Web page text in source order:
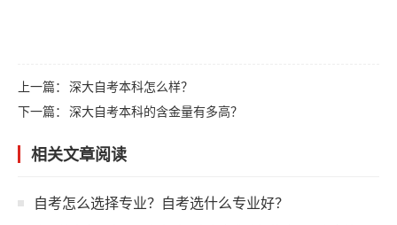
上一篇： 深大自考本科怎么样？
下一篇： ​深大自考本科的含金量有多高？
相关文章阅读
自考怎么选择专业？自考选什么专业好？